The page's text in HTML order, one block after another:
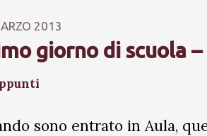
2013
giorno di scuola –
sono entrato in Aula,